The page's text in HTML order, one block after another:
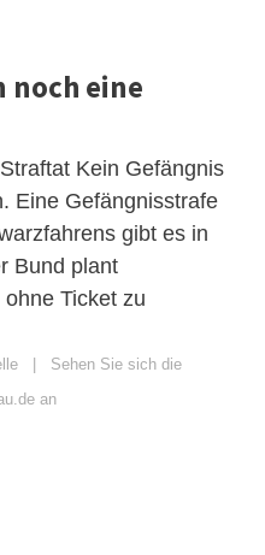
noch eine
Kein Gefängnis
Eine Gefängnisstrafe
gibt es in
Bund plant
Ticket zu
| Sehen Sie sich die
an